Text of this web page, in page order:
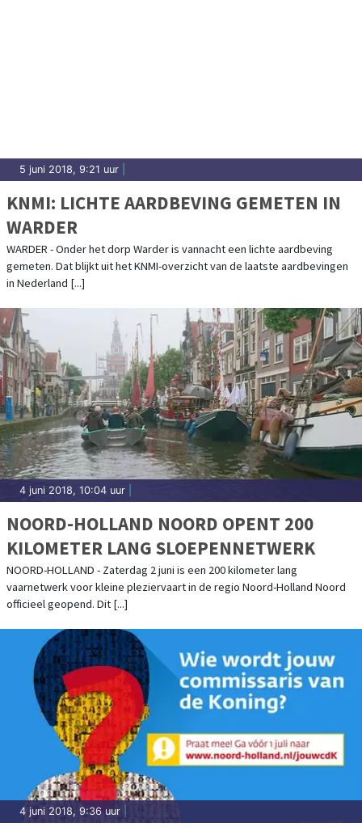
5 juni 2018, 9:21 uur
KNMI: LICHTE AARDBEVING GEMETEN IN
WARDER
WARDER - Onder het dorp Warder is vannacht een lichte aardbeving
gemeten. Dat blijkt uit het KNMI-overzicht van de laatste aardbevingen
in Nederland [...]
4 juni 2018, 10:04 uur
NOORD-HOLLAND NOORD OPENT 200
KILOMETER LANG SLOEPENNETWERK
NOORD-HOLLAND - Zaterdag 2 juni is een 200 kilometer lang
vaarnetwerk voor kleine pleziervaart in de regio Noord-Holland Noord
officieel geopend. Dit [...]
4 juni 2018, 9:36 uur